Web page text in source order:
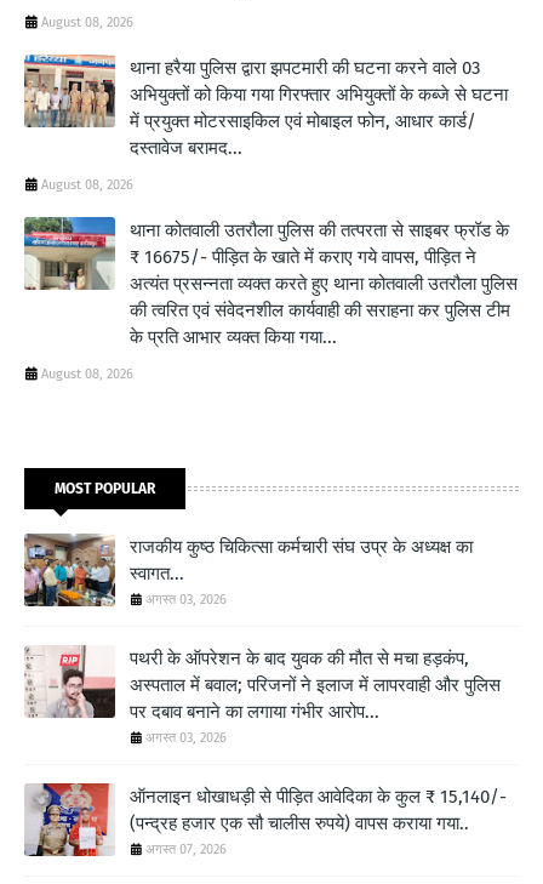
August 08, 2026
थाना हरैया पुलिस द्वारा झपटमारी की घटना करने वाले 03
अभियुक्तों को किया गया गिरफ्तार अभियुक्तों के कब्जे से घटना
में प्रयुक्त मोटरसाइकिल एवं मोबाइल फोन, आधार कार्ड/
दस्तावेज बरामद...
August 08, 2026
थाना कोतवाली उतरौला पुलिस की तत्परता से साइबर फ्रॉड के
₹ 16675/- पीड़ित के खाते में कराए गये वापस, पीड़ित ने
अत्यंत प्रसन्नता व्यक्त करते हुए थाना कोतवाली उतरौला पुलिस
की त्वरित एवं संवेदनशील कार्यवाही की सराहना कर पुलिस टीम
के प्रति आभार व्यक्त किया गया...
August 08, 2026
MOST POPULAR
राजकीय कुष्ठ चिकित्सा कर्मचारी संघ उप्र के अध्यक्ष का
स्वागत...
अगस्त 03, 2026
पथरी के ऑपरेशन के बाद युवक की मौत से मचा हड़कंप,
अस्पताल में बवाल; परिजनों ने इलाज में लापरवाही और पुलिस
पर दबाव बनाने का लगाया गंभीर आरोप...
अगस्त 03, 2026
ऑनलाइन धोखाधड़ी से पीड़ित आवेदिका के कुल ₹ 15,140/-
(पन्द्रह हजार एक सौ चालीस रुपये) वापस कराया गया..
अगस्त 07, 2026